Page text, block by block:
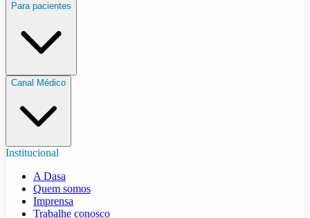
Para pacientes
Canal Médico
Institucional
A Dasa
Quem somos
Imprensa
Trabalhe conosco